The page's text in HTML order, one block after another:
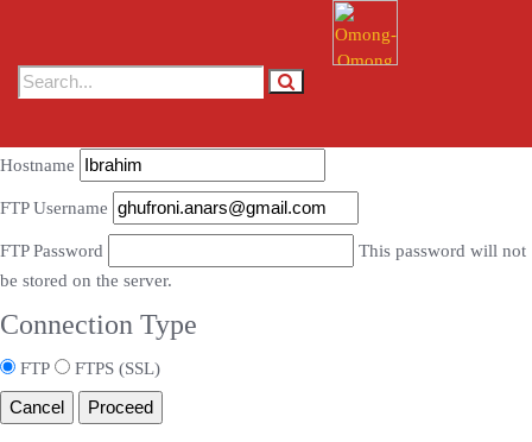
Connection Information
To perform the requested action, WordPress needs to access your web
server. Please enter your FTP credentials to proceed. If you do not
Hostname
FTP Username
FTP Password
This password will not
be stored on the server.
Connection Type
FTP FTPS (SSL)
Cancel